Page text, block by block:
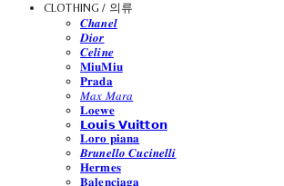
CLOTHING / 의류
𝑪𝒉𝒂𝒏𝒆𝒍
𝑫𝒊𝒐𝒓
𝑪𝒆𝒍𝒊𝒏𝒆
𝐌𝐢𝐮𝐌𝐢𝐮
𝐏𝐫𝐚𝐝𝐚
𝑀𝑎𝑥 𝑀𝑎𝑟𝑎
𝐋𝐨𝐞𝐰𝐞
𝗟𝗼𝘂𝗶𝘀 𝗩𝘂𝗶𝘁𝘁𝗼𝗻
𝐋𝐨𝐫𝐨 𝐩𝐢𝐚𝐧𝐚
𝑩𝒓𝒖𝒏𝒆𝒍𝒍𝒐 𝑪𝒖𝒄𝒊𝒏𝒆𝒍𝒍𝒊
𝐇𝐞𝐫𝐦𝐞𝐬
𝐁𝐚𝐥𝐞𝐧𝐜𝐢𝐚𝐠𝐚